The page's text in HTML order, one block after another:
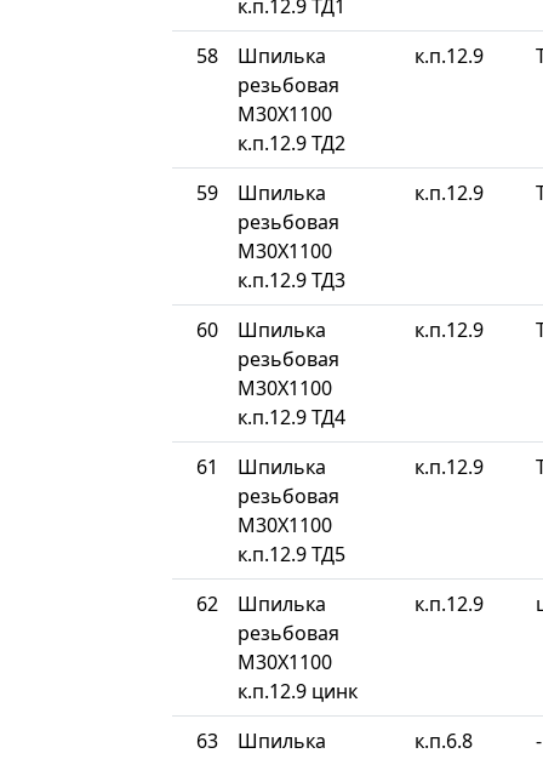
к.п.12.9 ТД1
58
Шпилька
резьбовая
М30Х1100
к.п.12.9 ТД2
к.п.12.9
59
Шпилька
резьбовая
М30Х1100
к.п.12.9 ТД3
к.п.12.9
60
Шпилька
резьбовая
М30Х1100
к.п.12.9 ТД4
к.п.12.9
61
Шпилька
резьбовая
М30Х1100
к.п.12.9 ТД5
к.п.12.9
62
Шпилька
резьбовая
М30Х1100
к.п.12.9 цинк
к.п.12.9
63
Шпилька
к.п.6.8 -